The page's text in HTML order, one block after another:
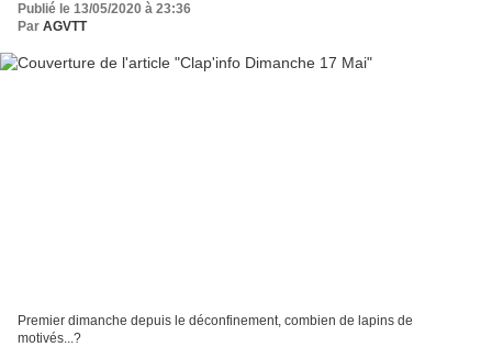
Publié le 13/05/2020 à 23:36
Par AGVTT
Premier dimanche depuis le déconfinement, combien de lapins de
motivés...?